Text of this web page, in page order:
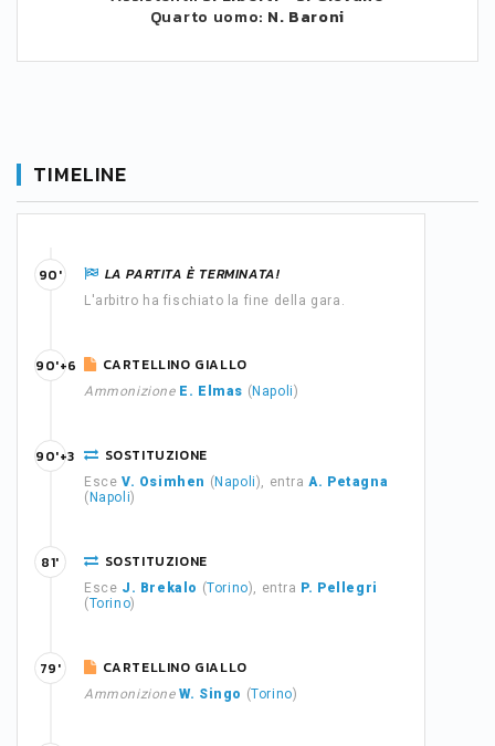
Quarto uomo: N. Baroni
TIMELINE
LA PARTITA È TERMINATA!
L'arbitro ha fischiato la fine della gara.
90'
CARTELLINO GIALLO
Ammonizione E. Elmas ( Napoli)
90'+6
SOSTITUZIONE
Esce V. Osimhen ( Napoli), entraA. Petagna
( Napoli)
90'+3
SOSTITUZIONE
Esce J. Brekalo (Torino), entra P. Pellegri
(Torino)
81'
CARTELLINO GIALLO
Ammonizione W. Singo (Torino)
79'